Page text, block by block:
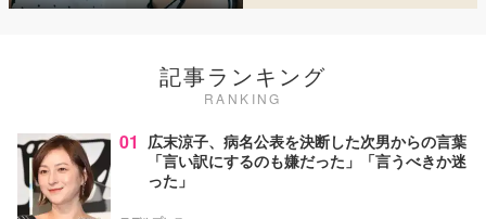
記事ランキング
RANKING
01 広末涼子、病名公表を決断した次男からの言葉
「言い訳にするのも嫌だった」「言うべきか迷
った」